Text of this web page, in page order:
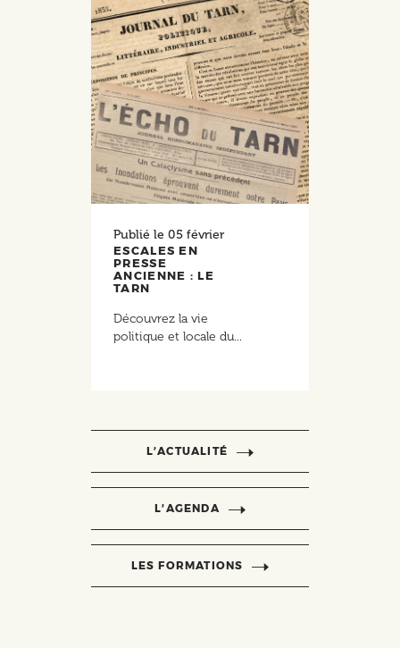
Publié le 05 février
ESCALES EN
PRESSE
ANCIENNE : LE
TARN
Découvrez la vie
politique et locale du...
L’ACTUALITÉ
L’AGENDA
LES FORMATIONS